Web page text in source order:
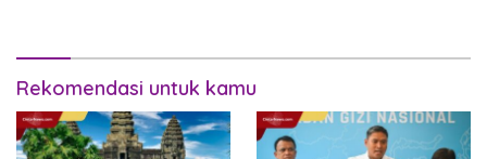
Rekomendasi untuk kamu